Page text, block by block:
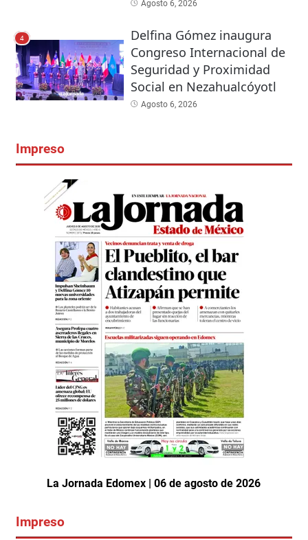
Agosto 6, 2026
4
Delfina Gómez inaugura
Congreso Internacional de
Seguridad y Proximidad
Social en Nezahualcóyotl
Agosto 6, 2026
Impreso
La Jornada Edomex | 06 de agosto de 2026
Impreso